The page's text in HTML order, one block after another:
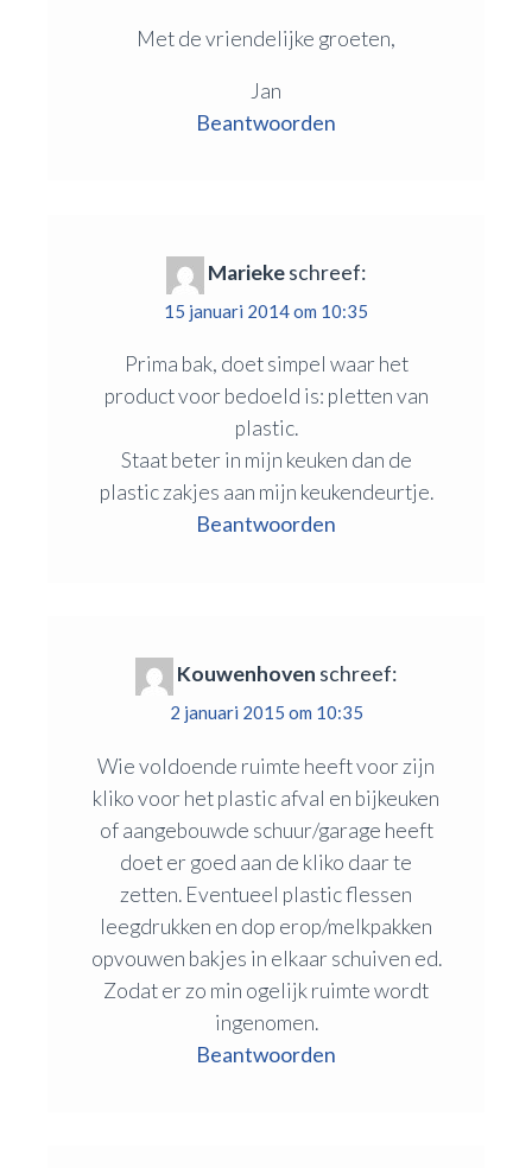
Met de vriendelijke groeten,
Jan
Beantwoorden
Mariekeschreef:
15 januari 2014 om 10:35
Prima bak, doet simpel waar het
product voor bedoeld is: pletten van
plastic.
Staat beter in mijn keuken dan de
plastic zakjes aan mijn keukendeurtje.
Beantwoorden
Kouwenhoven schreef:
2 januari 2015 om 10:35
Wie voldoende ruimte heeft voor zijn
kliko voor het plastic afval en bijkeuken
of aangebouwde schuur/garage heeft
doet er goed aan de kliko daar te
zetten. Eventueel plastic flessen
leegdrukken en dop erop/melkpakken
opvouwen bakjes in elkaar schuiven ed.
Zodat er zo min ogelijk ruimte wordt
ingenomen.
Beantwoorden